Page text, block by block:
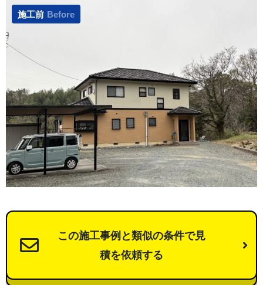
施工前 Before
この施工事例と類似の条件で見
積を依頼する